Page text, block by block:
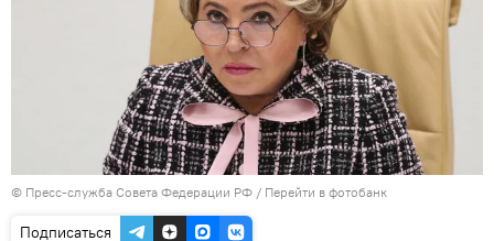
© Пресс-служба Совета Федерации РФ / Перейти в фотобанк
Подписаться